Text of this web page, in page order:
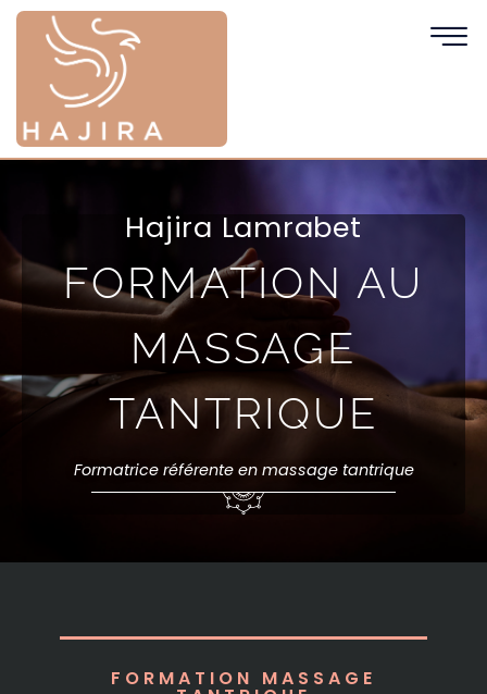
Hajira Lamrabet
FORMATION AU
MASSAGE
TANTRIQUE
Formatrice référente en massage tantrique
FORMATION MASSAGE